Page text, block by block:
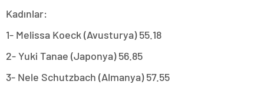
Kadınlar:
1- Melissa Koeck (Avusturya) 55.18
2- Yuki Tanae (Japonya) 56.85
3- Nele Schutzbach (Almanya) 57.55